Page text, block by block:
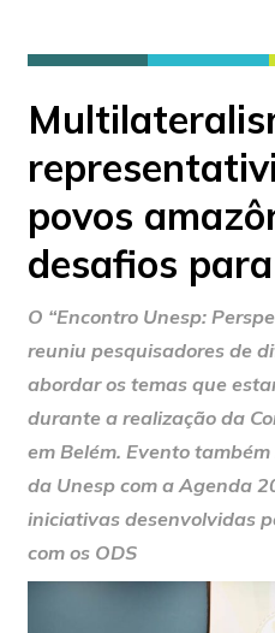
povos
desafios
O “Encontro Unesp:
reuniu pesquisadores de
abordar os temas que
durante a realização da
em Belém. Evento
da Unesp com a Agenda
iniciativas desenvolvidas
com os ODS